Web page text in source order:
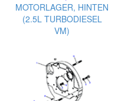
MOTORLAGER, HINTEN
(2.5L TURBODIESEL
VM)